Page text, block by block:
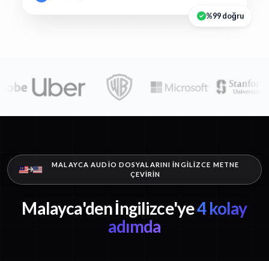
%99 doğru
MALAYCA AUDIO DOSYALARINI İNGILIZCE METNE
ÇEVIRIN
Malayca'den İngilizce'ye4 kolay
adımda